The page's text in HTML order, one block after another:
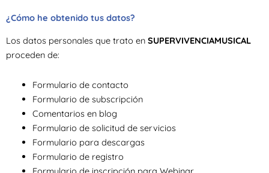
¿Cómo he obtenido tus datos?
Los datos personales que trato en SUPERVIVENCIAMUSICAL
proceden de:
Formulario de contacto
Formulario de subscripción
Comentarios en blog
Formulario de solicitud de servicios
Formulario para descargas
Formulario de registro